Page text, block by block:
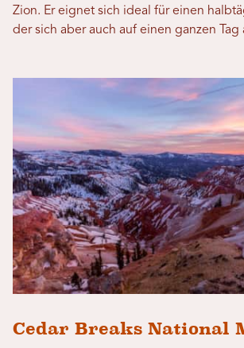
Zion. Er eignet sich ideal für einen
der sich aber auch auf einen ganzen Tag
Cedar Breaks National